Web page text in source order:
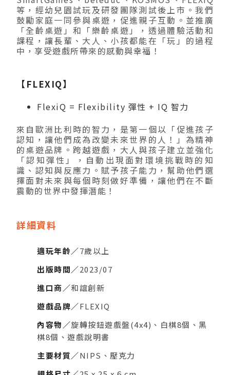
等，經幼兒園試玩及研發團隊測試後上市。我們
鼓勵家庭一同參與桌遊，促進親子互動。並推廣
「全齡桌遊」和「樂齡桌遊」，透過體驗活動和
課程，讓長輩、大人、小孩都能在「玩」的過程
中，享受遊戲所帶來的感動與幸福！
【FLEXIQ】
FlexiQ = Flexibility 彈性 + IQ 智力
來自歐洲比利時的智力，是第一個以「促進孩子
認知，讓他們成為改變未來世界的人！」為精神
的桌遊品牌。跨越遊戲，大人與孩子建立並強化
「認知彈性」，自動出現面對環境挑戰時的知
識、認知與反應力。賦予孩子能力，幫助他們選
擇面對未來與每個時刻做好準備，讓他們在不斷
震動的世界中發揮潛能！
詳細資料
適玩年齡／7歲以上
出版時間／2023/07
進口商／和誼創新
遊戲品牌／FLEXIQ
內容物／旋轉按鈕遊戲盤(4x4)、白棋8個、黑
棋8個、遊戲說明書
主要材質／NIPS、壓克力